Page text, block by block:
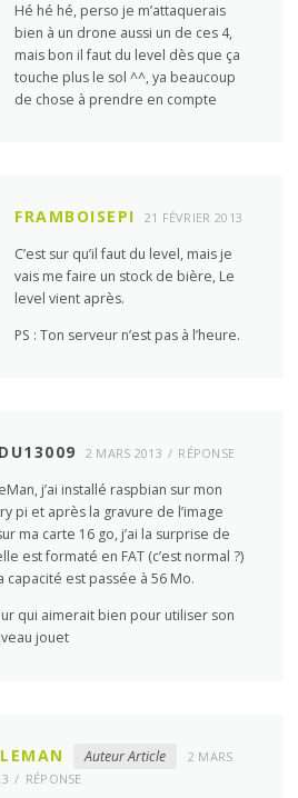
Hé hé hé, perso je m’attaquerais
bien à un drone aussi un de ces 4,
mais bon il faut du level dès que ça
touche plus le sol ^^, ya beaucoup
de chose à prendre en compte
FRAMBOISEPI 21 FÉVRIER 2013
C’est sur qu’il faut du level, mais je
vais me faire un stock de bière, Le
level vient après.
PS : Ton serveur n’est pas à l’heure.
2 MARS 2013 RÉPONSE
j’ai installé raspbian sur mon
pi et après la gravure de l’image
ma carte 16 go, j’ai la surprise de
est formaté en FAT (c’est normal ?)
capacité est passée à 56 Mo.
qui aimerait bien pour utiliser son
jouet
Auteur Article
2 MARS
RÉPONSE